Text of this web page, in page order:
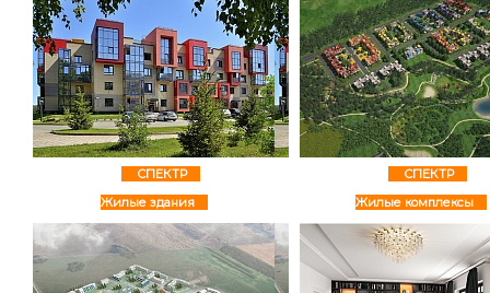
СПЕКТР
Жилые здания
СПЕКТР
Жилые комплексы